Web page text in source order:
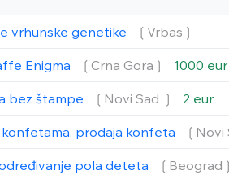
vrhunske genetike ❲Vrbas❳
Enigma ❲Crna Gora❳ 1000 eur
bez štampe ❲Novi Sad ❳ 2 eur
prodaja konfeta ❲Novi
pola deteta ❲Beograd❳